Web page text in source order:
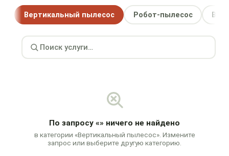
Вертикальный пылесос Робот-пылесос
По запросу «» ничего не найдено
в категории «Вертикальный пылесос». Измените
запрос или выберите другую категорию.